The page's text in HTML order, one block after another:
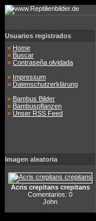
Usuarios registrados
» Home
» Buscar
» Contraseña olvidada
» Impressum
» Datenschutzerklärung
» Bambus Bilder
» Bambuspflanzen
» Unser RSS Feed
Imagen aleatoria
Acris crepitans crepitans
Comentarios: 0
John